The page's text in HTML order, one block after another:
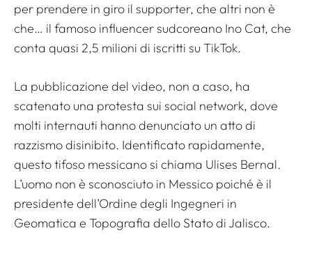
per prendere in giro il supporter, che altri non è
che… il famoso influencer sudcoreano Ino Cat, che
conta quasi 2,5 milioni di iscritti su TikTok.
La pubblicazione del video, non a caso, ha
scatenato una protesta sui social network, dove
molti internauti hanno denunciato un atto di
razzismo disinibito. Identificato rapidamente,
questo tifoso messicano si chiama Ulises Bernal.
L’uomo non è sconosciuto in Messico poiché è il
presidente dell’Ordine degli Ingegneri in
Geomatica e Topografia dello Stato di Jalisco.